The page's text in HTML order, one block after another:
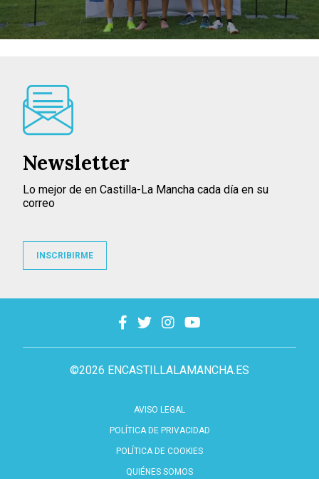
©2026 ENCASTILLALAMANCHA.ES
AVISO LEGAL
POLÍTICA DE PRIVACIDAD
POLÍTICA DE COOKIES
QUIÉNES SOMOS
Newsletter
Lo mejor de en Castilla-La Mancha cada día en su
correo
INSCRIBIRME